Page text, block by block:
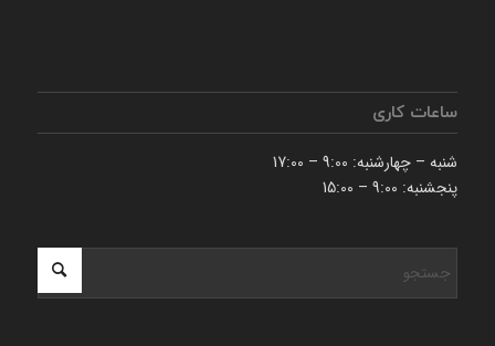
ساعات کاری
شنبه – چهارشنبه: 9:00 – 17:00
پنجشنبه: 9:00 – 15:00